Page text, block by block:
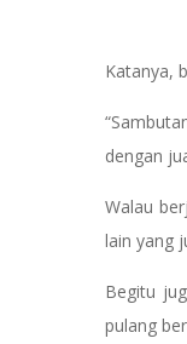
Katanya,
dengan
Walau
lain yang
Begitu
pulang